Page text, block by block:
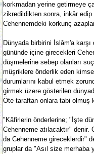
korkmadan yerine getirmeye
zikredildikten sonra, inkâr edip
Cehennemdeki korkunç azaplar
Dünyada birbirini İslâm'a
gününde içine girecekleri
düşmelerine sebep olanları
müşriklere önderlik eden
durumlarını kabul etmek
girmek üzere gösterilen
Öte taraftan onlara tabi olmuş
"Kâfirlerin önderlerine; "İşte
Cehenneme atılacaktır"
da Cehenneme gireceklerdir"
gruplar da "Asıl size merhaba